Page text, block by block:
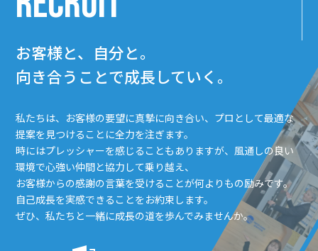
お客様と、自分と。
向き合うことで成長していく。
私たちは、お客様の要望に真摯に向き合い、プロとして最適な
提案を見つけることに全力を注ぎます。
時にはプレッシャーを感じることもありますが、風通しの良い
環境で心強い仲間と協力して乗り越え、
お客様からの感謝の言葉を受けることが何よりもの励みです。
自己成長を実感できることをお約束します。
ぜひ、私たちと一緒に成長の道を歩んでみませんか。